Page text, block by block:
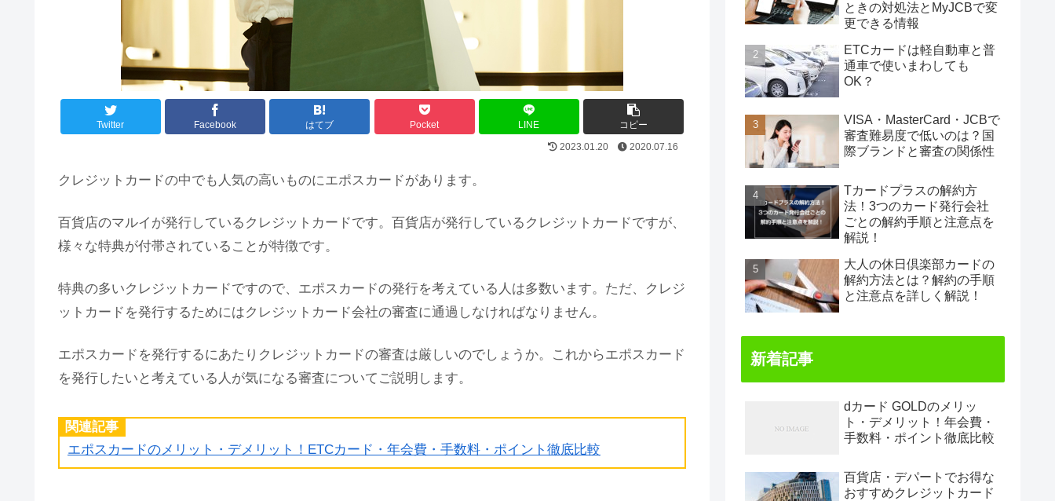
Twitter Facebook はてブ Pocket LINE
コピー
2023.01.20
2020.07.16
クレジットカードの中でも人気の高いものにエポスカードがあります。
百貨店のマルイが発行しているクレジットカードです。百貨店が発行しているクレジットカードですが、
様々な特典が付帯されていることが特徴です。
特典の多いクレジットカードですので、エポスカードの発行を考えている人は多数います。ただ、クレジ
ットカードを発行するためにはクレジットカード会社の審査に通過しなければなりません。
エポスカードを発行するにあたりクレジットカードの審査は厳しいのでしょうか。これからエポスカード
を発行したいと考えている人が気になる審査についてご説明します。
関連記事
エポスカードのメリット・デメリット！ETCカード・年会費・手数料・ポイント徹底比較
ときの対処法とMyJCBで変
更できる情報
ETCカードは軽自動車と普
通車で使いまわしても
OK？
VISA・MasterCard・JCBで
審査難易度で低いのは？国
際ブランドと審査の関係性
Tカードプラスの解約方
法！3つのカード発行会社
ごとの解約手順と注意点を
解説！
大人の休日倶楽部カードの
解約方法とは？解約の手順
と注意点を詳しく解説！
新着記事
dカード GOLDのメリッ
ト・デメリット！年会費・
手数料・ポイント徹底比較
百貨店・デパートでお得な
おすすめクレジットカード